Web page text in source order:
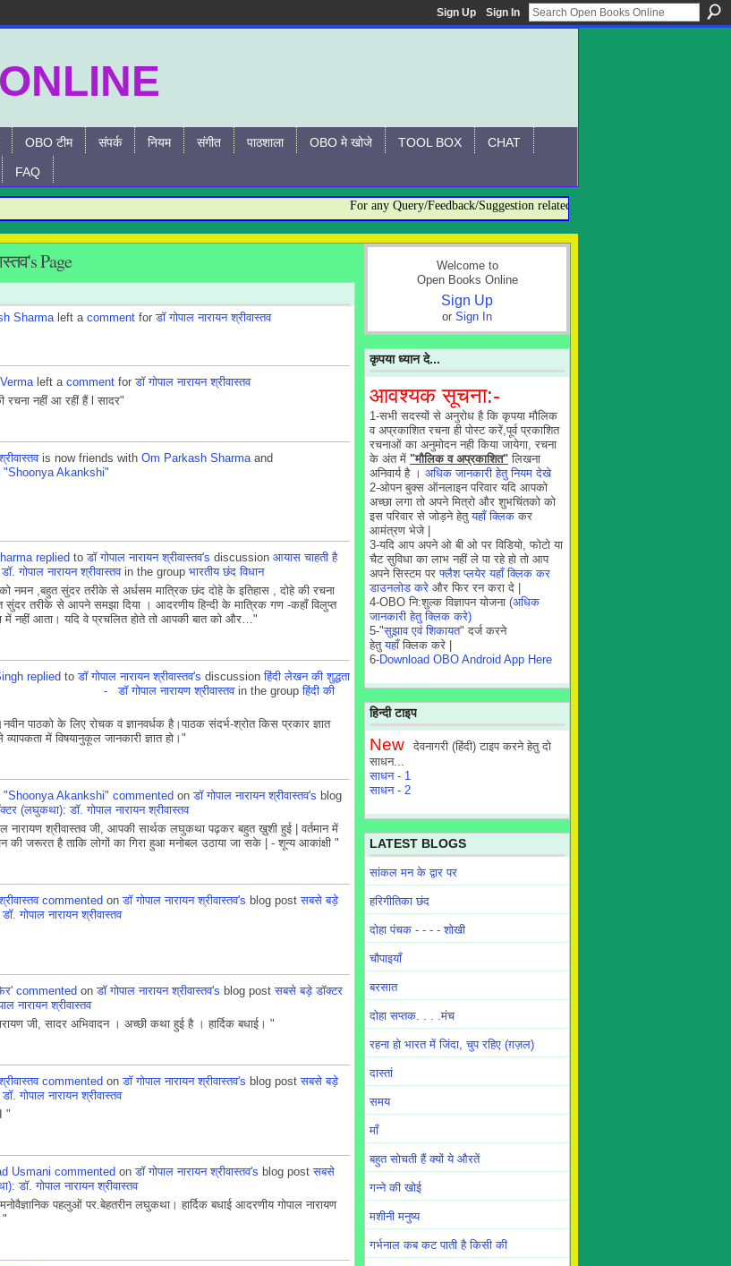
Sign Up Sign In
OBO टीम संपर्क नियम संगीत पाठशाला OBO मे खोजे TOOL BOX CHAT
FAQ
For any Query/Feedback/Suggestion related to OBO, please contact:-
Page
Sharmaleft a comment forडॉ गोपाल नारायन श्रीवास्तव
left a comment forडॉ गोपाल नारायन श्रीवास्तव
नहीं आ रहीं हैं l सादर"
is now friends with Om Parkash Sharmaand
Akankshi"
replied toडॉ गोपाल नारायन श्रीवास्तव's discussion आयास चाहती है
गोपाल नारायन श्रीवास्तवin the group भारतीय छंद विधान
नमन ,बहुत सुंदर तरीके से अर्धसम मात्रिक छंद दोहे के इतिहास , दोहे की रचना
तरीके से आपने समझा दिया । आदरणीय हिन्दी के मात्रिक गण -कहाँ विलुप्त
नहीं आता। यदि वे प्रचलित होते तो आपकी बात को और…"
replied toडॉ गोपाल नारायन श्रीवास्तव's discussionहिंदी लेखन की शुद्धता
गोपाल नारायण श्रीवास्तवin the groupहिंदी की
पाठको के लिए रोचक व ज्ञानवर्धक है।पाठक संदर्भ-श्रोत किस प्रकार ज्ञात
में विषयानुकूल जानकारी ज्ञात हो।"
Akankshi" commented onडॉ गोपाल नारायन श्रीवास्तव's blog
(लघुकथा): डॉ. गोपाल नारायन श्रीवास्तव
नारायण श्रीवास्तव जी, आपकी सार्थक लघुकथा पढ़कर बहुत ख़ुशी हुई | वर्तमान में
जरूरत है ताकि लोगों का गिरा हुआ मनोबल उठाया जा सके | - शून्य आकांक्षी "
commented onडॉ गोपाल नारायन श्रीवास्तव's blog postसबसे बड़े
गोपाल नारायन श्रीवास्तव
commented onडॉ गोपाल नारायन श्रीवास्तव's blog postसबसे बड़े डॉक्टर
नारायन श्रीवास्तव
जी, सादर अभिवादन । अच्छी कथा हुई है । हार्दिक बधाई। "
commented onडॉ गोपाल नारायन श्रीवास्तव's blog postसबसे बड़े
गोपाल नारायन श्रीवास्तव
"
Usmani commented onडॉ गोपाल नारायन श्रीवास्तव's blog postसबसे
डॉ. गोपाल नारायन श्रीवास्तव
पहलुओं पर.बेहतरीन लघुकथा। हार्दिक बधाई आदरणीय गोपाल नारायण
Welcome to
Open Books Online
Sign Up
or Sign In
कृपया ध्यान दे...
आवश्यक सूचना:-
1-सभी सदस्यों से अनुरोध है कि कृपया मौलिक
व अप्रकाशित रचना ही पोस्ट करें,पूर्व प्रकाशित
रचनाओं का अनुमोदन नही किया जायेगा, रचना
के अंत में "मौलिक व अप्रकाशित" लिखना
अनिवार्य है । अधिक जानकारी हेतु नियम देखे
2-ओपन बुक्स ऑनलाइन परिवार यदि आपको
अच्छा लगा तो अपने मित्रो और शुभचिंतको को
इस परिवार से जोड़ने हेतुयहाँ क्लिक कर
आमंत्रण भेजे |
3-यदि आप अपने ओ बी ओ पर विडियो, फोटो या
चैट सुविधा का लाभ नहीं ले पा रहे हो तो आप
अपने सिस्टम परफ्लैश प्लयेर यहाँ क्लिक कर
डाउनलोड करे और फिर रन करा दे |
4-OBO नि:शुल्क विज्ञापन योजना (अधिक
जानकारी हेतु क्लिक करे)
5-"सुझाव एवं शिकायत" दर्ज करने
हेतुयहाँक्लिक करे |
6-Download OBO Android App Here
हिन्दी टाइप
New
देवनागरी (हिंदी) टाइप करने हेतु दो
साधन...
साधन - 1
साधन - 2
LATEST BLOGS
सांकल मन के द्वार पर
हरिगीतिका छंद
दोहा पंचक - - - - शोखी
चौपाइयाँ
बरसात
दोहा सप्तक. . . .मंच
रहना हो भारत में जिंदा, चुप रहिए (ग़ज़ल)
दास्तां
समय
माँ
बहुत सोचती हैं क्यों ये औरतें
गन्ने की खोई
मशीनी मनुष्य
गर्भनाल कब कट पाती है किसी की